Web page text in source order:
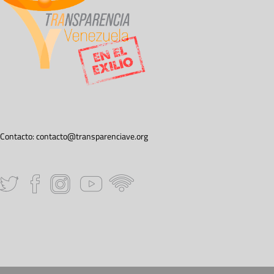
Contacto:contacto@transparenciave.org